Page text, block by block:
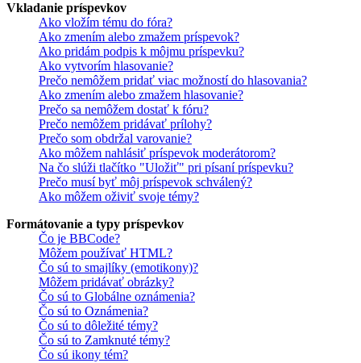
Vkladanie príspevkov
Ako vložím tému do fóra?
Ako zmením alebo zmažem príspevok?
Ako pridám podpis k môjmu príspevku?
Ako vytvorím hlasovanie?
Prečo nemôžem pridať viac možností do hlasovania?
Ako zmením alebo zmažem hlasovanie?
Prečo sa nemôžem dostať k fóru?
Prečo nemôžem pridávať prílohy?
Prečo som obdržal varovanie?
Ako môžem nahlásiť príspevok moderátorom?
Na čo slúži tlačítko "Uložiť" pri písaní príspevku?
Prečo musí byť môj príspevok schválený?
Ako môžem oživiť svoje témy?
Formátovanie a typy príspevkov
Čo je BBCode?
Môžem používať HTML?
Čo sú to smajlíky (emotikony)?
Môžem pridávať obrázky?
Čo sú to Globálne oznámenia?
Čo sú to Oznámenia?
Čo sú to dôležité témy?
Čo sú to Zamknuté témy?
Čo sú ikony tém?